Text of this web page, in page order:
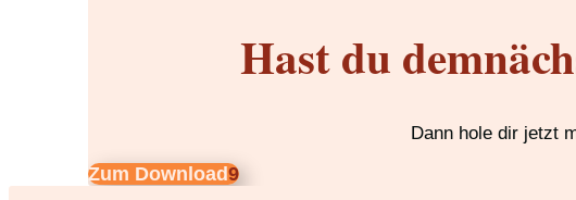
Hast du
Dann hole dir jetzt
Zum Download